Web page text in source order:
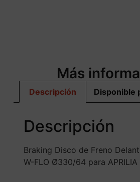
Más
Descripción Disponible
Descripción
Braking Disco de Freno
W-FLO Ø330/64 para APRILIA